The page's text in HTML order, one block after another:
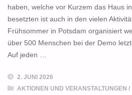
haben, welche vor Kurzem das Haus
besetzten ist auch in den vielen
Frühsommer in Potsdam organisiert
über 500 Menschen bei der Demo
Auf jeden …
2. JUNI 2026
AKTIONEN UND VERANSTALTUNGEN /